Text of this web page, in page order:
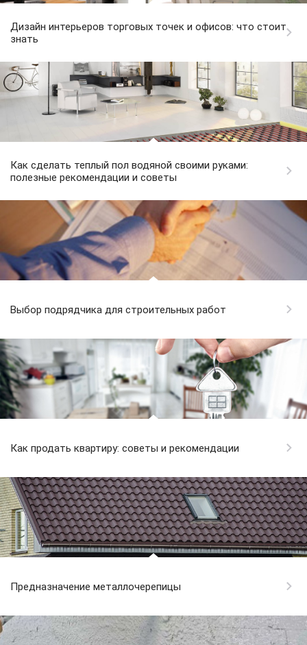
Дизайн интерьеров торговых точек и офисов: что стоит
знать
Как сделать теплый пол водяной своими руками:
полезные рекомендации и советы
Выбор подрядчика для строительных работ
Как продать квартиру: советы и рекомендации
Предназначение металлочерепицы